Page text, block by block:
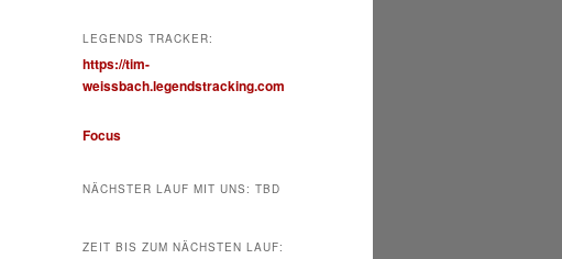
LEGENDS TRACKER:
https://tim-
weissbach.legendstracking.com
Focus
NÄCHSTER LAUF MIT UNS: TBD
ZEIT BIS ZUM NÄCHSTEN LAUF: